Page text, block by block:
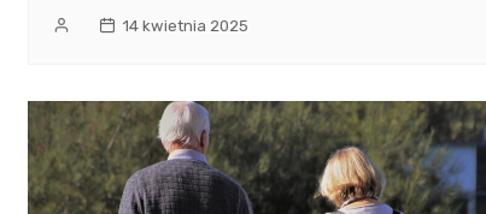
14 kwietnia 2025